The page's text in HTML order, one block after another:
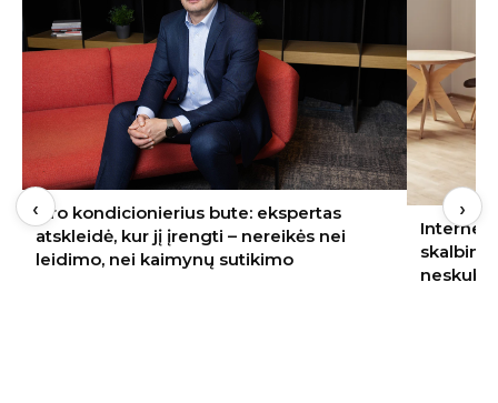
Oro kondicionierius bute: ekspertas
atskleidė, kur jį įrengti – nereikės nei
leidimo, nei kaimynų sutikimo
‹ ›